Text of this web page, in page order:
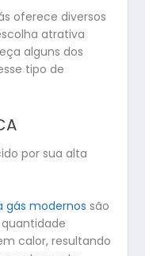
oferece diversos
atrativa
alguns dos
tipo de
por sua alta
gás modernos são
calor, resultando